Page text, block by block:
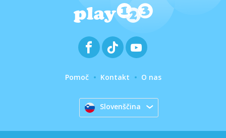
Pomoč Kontakt O nas
Slovenščina